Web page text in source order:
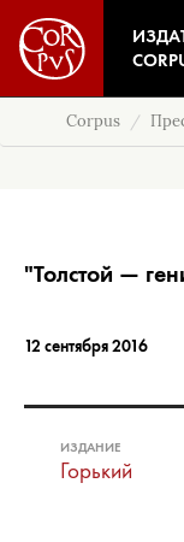
Corpus
"Толстой —
12 сентября 2016
ИЗДАНИЕ
Горький